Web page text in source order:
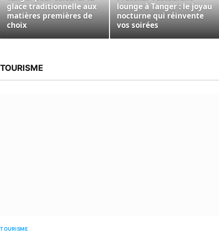
glace traditionnelle aux
matières premières de
choix
lounge à Tanger : le joyau
nocturne qui réinvente
vos soirées
TOURISME
TOURISME